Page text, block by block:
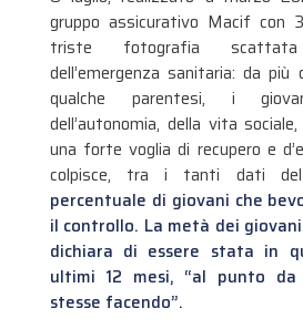
gruppo assicurativo Macif con
triste fotografia
dell’emergenza sanitaria: da
qualche parentesi, i
dell’autonomia, della vita
una forte voglia di recupero e
colpisce, tra i tanti dati
percentuale di giovani che
il controllo. La metà dei
dichiara di essere stata in
ultimi 12 mesi, “al punto da
stesse facendo”.